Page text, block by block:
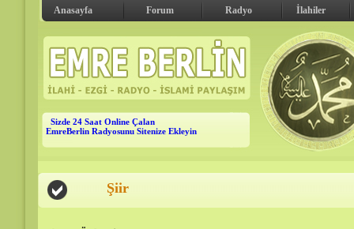
Anasayfa Forum Radyo İlahiler
Sizde 24 Saat Online Çalan
EmreBerlin Radyosunu Sitenize Ekleyin
Şiir